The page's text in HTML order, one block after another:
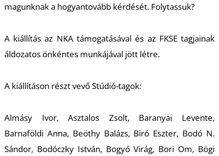
magunknak a hogyantovábbkérdését. Folytassuk?
A kiállítás az NKA támogatásával és az FKSE tagjainak
áldozatos önkéntes munkájával jött létre.
A kiállításon részt vevő Stúdió-tagok:
Almásy Ivor, Asztalos Zsolt, Baranyai Levente,
Barnaföldi Anna, Beöthy Balázs, Biró Eszter, Bodó N.
Sándor, Bodóczky István, Bogyó Virág, Bori Om, Bögi